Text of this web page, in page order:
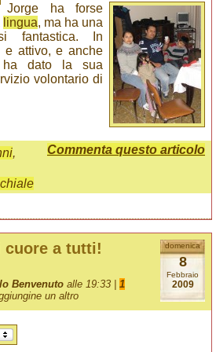
Jorge ha forse
lingua, ma ha una
fantastica. In
e attivo, e anche
ha dato la sua
volontario di
Commenta questo articolo
,
domenica
8
Febbraio
2009
cuore a tutti!
Benvenuto alle 19:33 | 1
un altro